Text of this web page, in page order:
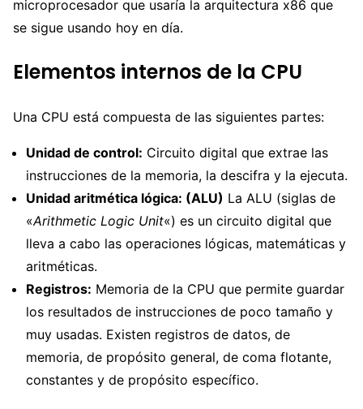
microprocesador que usaría la arquitectura x86 que
se sigue usando hoy en día.
Elementos internos de la CPU
Una CPU está compuesta de las siguientes partes:
Unidad de control: Circuito digital que extrae las
instrucciones de la memoria, la descifra y la ejecuta.
Unidad aritmética lógica: (ALU) La ALU (siglas de
«Arithmetic Logic Unit«) es un circuito digital que
lleva a cabo las operaciones lógicas, matemáticas y
aritméticas.
Registros: Memoria de la CPU que permite guardar
los resultados de instrucciones de poco tamaño y
muy usadas. Existen registros de datos, de
memoria, de propósito general, de coma flotante,
constantes y de propósito específico.